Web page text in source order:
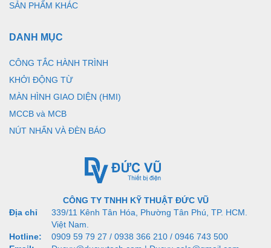
SẢN PHẨM KHÁC
DANH MỤC
CÔNG TẮC HÀNH TRÌNH
KHỞI ĐỘNG TỪ
MÀN HÌNH GIAO DIỆN (HMI)
MCCB và MCB
NÚT NHẤN VÀ ĐÈN BÁO
CÔNG TY TNHH KỸ THUẬT ĐỨC VŨ
Địa chỉ
339/11 Kênh Tân Hóa, Phường Tân Phú, TP. HCM.
Việt Nam.
Hotline:
0909 59 79 27 / 0938 366 210 / 0946 743 500